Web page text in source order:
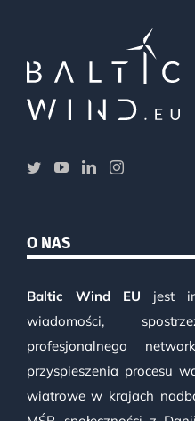
O NAS
Baltic Wind EU jest
wiadomości,
profesjonalnego
przyspieszenia procesu
wiatrowe w krajach